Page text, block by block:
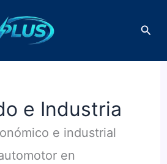
e Industria
e industrial
en